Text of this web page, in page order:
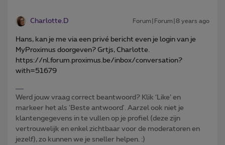
Charlotte.D Forum|Forum|8 years ago
Hans, kan je me via een privé bericht even je login van je
MyProximus doorgeven? Grtjs, Charlotte.
https://nl.forum.proximus.be/inbox/conversation?
with=51679
Werd jouw vraag correct beantwoord? Klik ‘Like’ en
markeer het als 'Beste antwoord'. Aarzel ook niet je
klantengegevens in te vullen op je profiel (deze zijn
vertrouwelijk en enkel zichtbaar voor de moderatoren en
jezelf), zo kunnen we je sneller helpen. :)